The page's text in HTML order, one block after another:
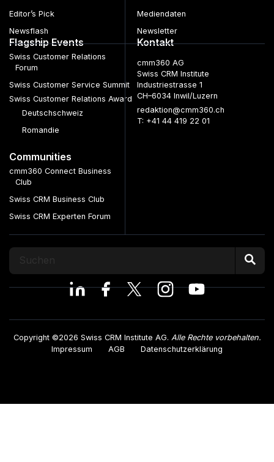
Editor’s Pick
Newsflash
Mediendaten
Newsletter
Flagship Events
Swiss Customer Relations
Forum
Swiss Customer Service Summit
Swiss Customer Relations Award
Deutschschweiz
Romandie
Communities
cmm360 Connect Business
Club
Swiss CRM Business Club
Swiss CRM Experten Forum
Kontakt
cmm360 AG
Swiss CRM Institute
Industriestrasse 1
CH–6034 Inwil/Luzern
redaktion@cmm360.ch
T: +41 44 419 22 01
Copyright ©2026 Swiss CRM Institute AG. Alle Rechte vorbehalten.
Impressum
AGB Datenschutzerklärung